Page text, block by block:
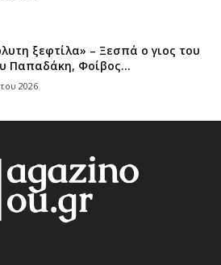
ξεφτίλα» – Ξεσπά ο γιος του
Παπαδάκη, Φοίβος...
2026